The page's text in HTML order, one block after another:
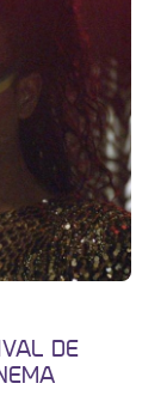
DE